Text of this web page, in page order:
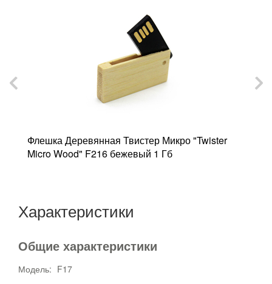
Флешка Деревянная Твистер Микро "Twister
Micro Wood" F216 бежевый 1 Гб
Характеристики
Общие характеристики
Модель: F17